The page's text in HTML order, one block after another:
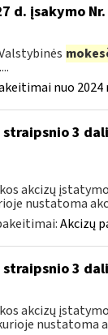
d. įsakymo
nuo 2024
3
akcizų
nustatoma
Akcizų
3
akcizų
nustatoma